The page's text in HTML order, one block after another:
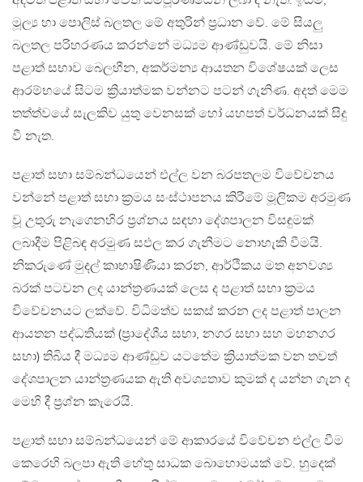
මූල්‍ය හා පොලිස් බලතල මේ අතුරින් ප්‍රධාන වේ. මේ සියලු
බලතල පරිහරණය කරන්නේ මධ්‍යම ආණ්ඩුවයි. මේ නිසා
පළාත් සභාව බෙලහීන, අකර්මන්‍ය ආයතන විශේෂයක් ලෙස
ආරම්භයේ සිටම ක්‍රියාත්මක වන්නට පටන් ගැනිණ. අදත් මෙම
තත්ත්වයේ සැලකිව යුතු වෙනසක් හෝ යහපත් වර්ධනයක් සිදු
වී නැත.
පළාත් සභා සම්බන්ධයෙන් එල්ල වන බරපතලම විවේචනය
වන්නේ පළාත් සභා ක්‍රමය සංස්ථාපනය කිරීමේ මූලිකම අරමුණ
වූ උතුරු නැගෙනහිර ප්‍රශ්නය සඳහා දේශපාලන විසඳුමක්
ලබාදීම පිළිබඳ අරමුණ සඵල කර ගැනීමට නොහැකි වීමයි.
නිකරුණේ මුදල් කාභාෂිණියා කරන, ආර්ථිකය මත අනවශ්‍ය
බරක් පටවන ලද යාන්ත්‍රණයක් ලෙස ද පළාත් සභා ක්‍රමය
විවේචනයට ලක්වේ. විධිමත්ව සකස් කරන ලද පළාත් පාලන
ආයතන පද්ධතියක් (ප්‍රාදේශීය සභා, නගර සභා සහ මහනගර
සභා) තිබිය දී මධ්‍යම ආණ්ඩුව යටතේම ක්‍රියාත්මක වන තවත්
දේශපාලන යාන්ත්‍රණයක ඇති අවශ්‍යතාව කුමක් ද යන්න ගැන ද
මෙහි දී ප්‍රශ්න කැරෙයි.
පළාත් සභා සම්බන්ධයෙන් මේ ආකාරයේ විවේචන එල්ල වීම
කෙරෙහි බලපා ඇති හේතු සාධක බොහොමයක් වේ. හුදෙක්